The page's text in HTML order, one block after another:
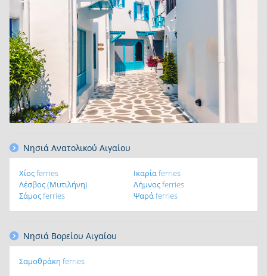
Νησιά Ανατολικού Αιγαίου
Χίος ferries
Ικαρία ferries
Λέσβος (Μυτιλήνη)
Λήμνος ferries
Σάμος ferries
Ψαρά ferries
Νησιά Βορείου Αιγαίου
Σαμοθράκη ferries